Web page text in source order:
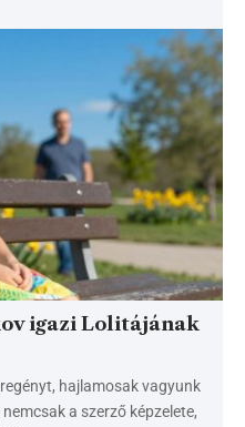
igazi Lolitájának
hajlamosak vagyunk
a szerző képzelete,